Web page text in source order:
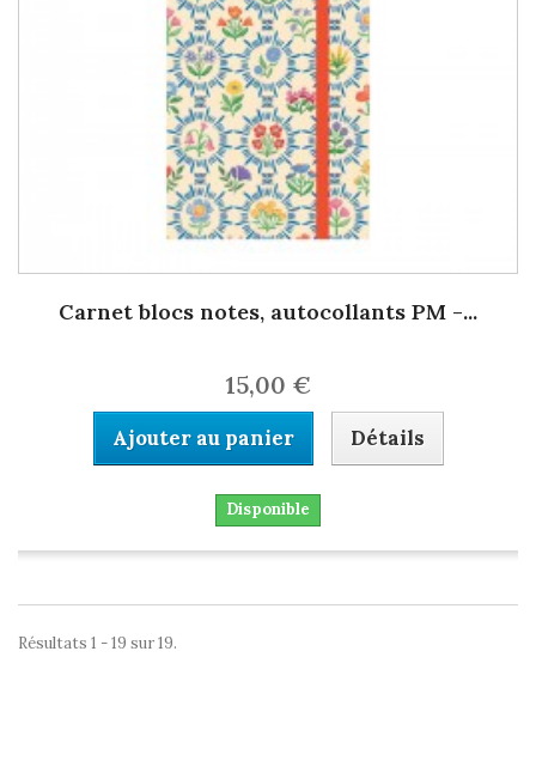
Carnet blocs notes, autocollants PM -...
15,00 €
Ajouter au panier Détails
Disponible
Résultats 1 - 19 sur 19.